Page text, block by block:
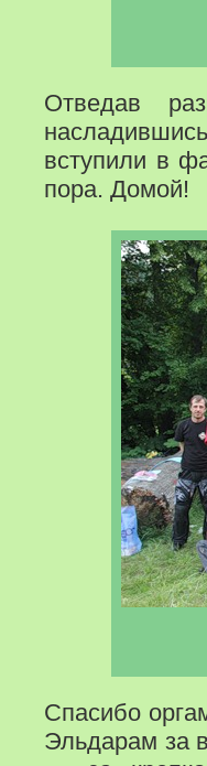
Отведав
вступили в
пора. Домой!
Спасибо
Эльдарам за